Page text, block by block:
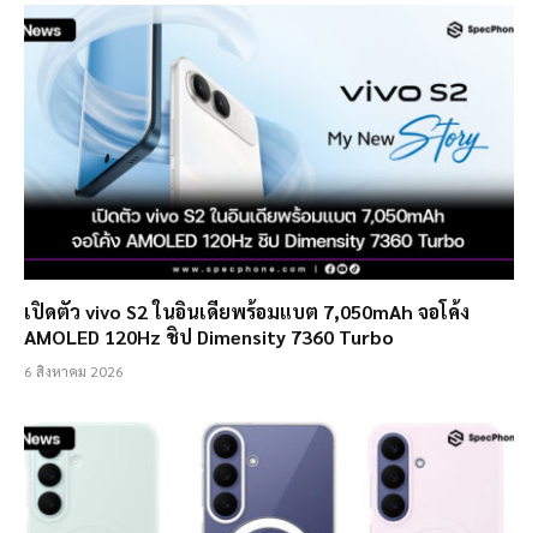
เปิดตัว vivo S2 ในอินเดียพร้อมแบต 7,050mAh จอโค้ง
AMOLED 120Hz ชิป Dimensity 7360 Turbo
6 สิงหาคม 2026